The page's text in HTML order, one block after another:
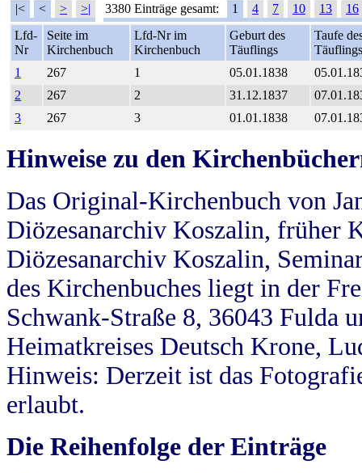
|< < > >| 3380 Einträge gesamt: 1 4 7 10 13
16
Lfd-
Nr
Seite im
Kirchenbuch
Lfd-Nr im
Kirchenbuch
Geburt des
Täuflings
Taufe
Täuflings
1
267 1 05.01.1838
2
267 2 31.12.1837
3
267 3 01.01.1838
Hinweise zu den
Das Original-Kirchenbuch von
Diözesanarchiv Koszalin, früher
Diözesanarchiv Koszalin,
des Kirchenbuches liegt in der
Schwank-Straße 8, 36043 Fulda
Heimatkreises Deutsch Krone,
Hinweis: Derzeit ist das
erlaubt.
Die Reihenfolge der Einträge